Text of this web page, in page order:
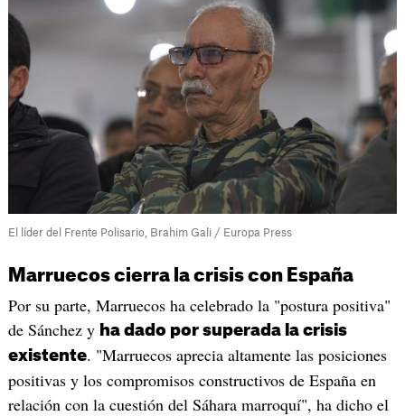
El líder del Frente Polisario, Brahim Gali / Europa Press
Marruecos cierra la crisis con España
Por su parte, Marruecos ha celebrado la "postura positiva"
de Sánchez y ha dado por superada la crisis
existente. "Marruecos aprecia altamente las posiciones
positivas y los compromisos constructivos de España en
relación con la cuestión del Sáhara marroquí", ha dicho el